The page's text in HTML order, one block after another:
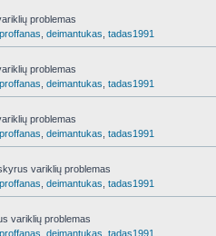
problemas
proffanas deimantukas tadas1991
problemas
proffanas deimantukas tadas1991
problemas
proffanas deimantukas tadas1991
variklių problemas
proffanas deimantukas tadas1991
variklių problemas
proffanas deimantukas tadas1991